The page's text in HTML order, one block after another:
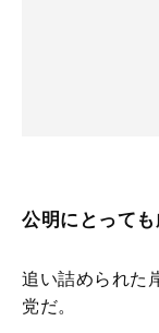
公明にとって
追い詰められた
党だ。